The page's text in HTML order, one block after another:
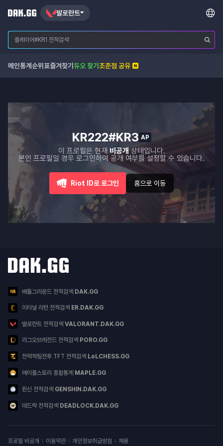
발로란트
메인통계순위표즐겨찾기듀오 찾기조준점 공유
KR222#KR3 AP
이 프로필은 현재 비공개상태입니다.
본인 프로필일 경우 로그인하여 공개 여부를 설정할 수 있습니다.
Riot ID로 로그인 홈으로 이동
닥지지 다른 서비스
서비스 목록배틀그라운드 전적검색 DAK.GG
이터널 리턴 전적검색 ER.DAK.GG
발로란트 전적검색 VALORANT.DAK.GG
리그오브레전드 전적검색 PORO.GG
전략적팀전투 TFT 전적검색 LoLCHESS.GG
메이플스토리 종합통계 MAPLE.GG
원신 전적검색 GENSHIN.DAK.GG
데드락 전적검색 DEADLOCK.DAK.GG
프로필 비공개
이용약관 개인정보취급방침 채용